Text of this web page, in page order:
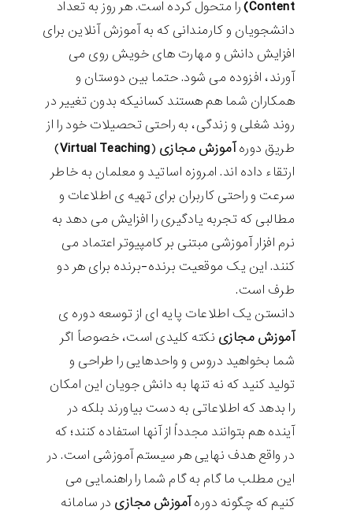
Content) را متحول کرده است. هر روز به تعداد
دانشجویان و کارمندانی که به آموزش آنلاین برای
افزایش دانش و مهارت های خویش روی می
آورند، افزوده می شود. حتما بین دوستان و
همکاران شما هم هستند کسانیکه بدون تغییر در
روند شغلی و زندگی، به راحتی تحصیلات خود را از
طریق دورهآموزش مجازی (
Virtual Teaching
)
ارتقاء داده اند. امروزه اساتید و معلمان به خاطر
سرعت و راحتی کاربران برای تهیه ی اطلاعات و
مطالبی که تجربه یادگیری را افزایش می دهد به
نرم افزار آموزشی مبتنی بر کامپیوتر اعتماد می
کنند. این یک موقعیت برنده-برنده برای هر دو
طرف است.
دانستن یک اطلاعات پایه ای از توسعه دوره ی
آموزش مجازی نکته کلیدی است، خصوصاً اگر
شما بخواهید دروس و واحدهایی را طراحی و
تولید کنید که نه تنها به دانش جویان این امکان
را بدهد که اطلاعاتی به دست بیاورند بلکه در
آینده هم بتوانند مجدداً از آنها استفاده کنند؛ که
در واقع هدف نهایی هر سیستم آموزشی است. در
این مطلب ما گام به گام شما را راهنمایی می
کنیم که چگونه دورهآموزش مجازی در سامانه